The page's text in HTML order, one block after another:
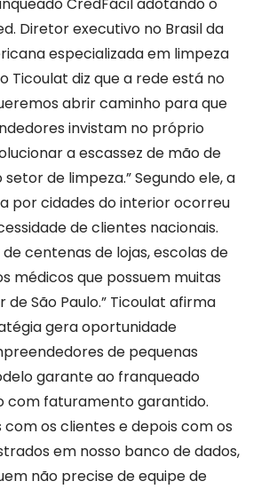
Diretor executivo no Brasil da
especializada em limpeza
Ticoulat diz que a rede está no
abrir caminho para que
invistam no próprio
a escassez de mão de
de limpeza.” Segundo ele, a
por cidades do interior ocorreu
de clientes nacionais.
centenas de lojas, escolas de
médicos que possuem muitas
de São Paulo.” Ticoulat afirma
gera oportunidade
de pequenas
garante ao franqueado
com faturamento garantido.
os clientes e depois com os
em nosso banco de dados,
não precise de equipe de